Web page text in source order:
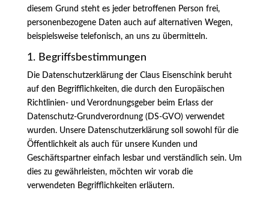
diesem Grund steht es jeder betroffenen Person frei,
personenbezogene Daten auch auf alternativen Wegen,
beispielsweise telefonisch, an uns zu übermitteln.
1. Begriffsbestimmungen
Die Datenschutzerklärung der Claus Eisenschink beruht
auf den Begrifflichkeiten, die durch den Europäischen
Richtlinien- und Verordnungsgeber beim Erlass der
Datenschutz-Grundverordnung (DS-GVO) verwendet
wurden. Unsere Datenschutzerklärung soll sowohl für die
Öffentlichkeit als auch für unsere Kunden und
Geschäftspartner einfach lesbar und verständlich sein. Um
dies zu gewährleisten, möchten wir vorab die
verwendeten Begrifflichkeiten erläutern.